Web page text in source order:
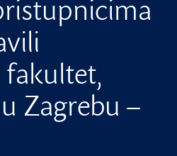
Zagrebu –